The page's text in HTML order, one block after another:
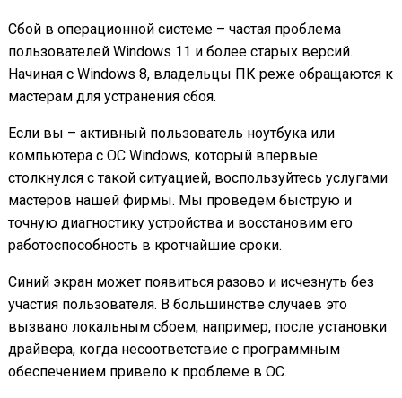
Сбой в операционной системе – частая проблема
пользователей Windows 11 и более старых версий.
Начиная с Windows 8, владельцы ПК реже обращаются к
мастерам для устранения сбоя.
Если вы – активный пользователь ноутбука или
компьютера с ОС Windows, который впервые
столкнулся с такой ситуацией, воспользуйтесь услугами
мастеров нашей фирмы. Мы проведем быструю и
точную диагностику устройства и восстановим его
работоспособность в кротчайшие сроки.
Синий экран может появиться разово и исчезнуть без
участия пользователя. В большинстве случаев это
вызвано локальным сбоем, например, после установки
драйвера, когда несоответствие с программным
обеспечением привело к проблеме в ОС.